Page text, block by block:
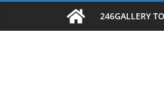
プ
246GALLERY